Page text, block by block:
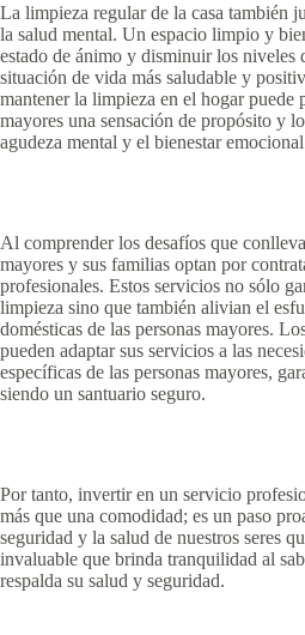
La limpieza regular de la casa también
la salud mental. Un espacio limpio y
estado de ánimo y disminuir los niveles
situación de vida más saludable y
mantener la limpieza en el hogar puede
mayores una sensación de propósito y
agudeza mental y el bienestar
Al comprender los desafíos que
mayores y sus familias optan por
profesionales. Estos servicios no sólo
limpieza sino que también alivian el
domésticas de las personas mayores.
pueden adaptar sus servicios a las
específicas de las personas mayores,
siendo un santuario seguro.
Por tanto, invertir en un servicio
más que una comodidad; es un paso
seguridad y la salud de nuestros seres
invaluable que brinda tranquilidad al
respalda su salud y seguridad.